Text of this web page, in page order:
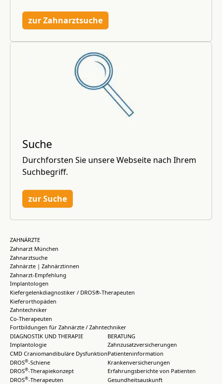
zur Zahnarztsuche
Suche
Durchforsten Sie unsere Webseite nach Ihrem
Suchbegriff.
zur Suche
ZAHNÄRZTE
Zahnarzt München
Zahnarztsuche
Zahnärzte | Zahnärztinnen
Zahnarzt-Empfehlung
Implantologen
Kiefergelenkdiagnostiker / DROS®-Therapeuten
Kieferorthopäden
Zahntechniker
Co-Therapeuten
Fortbildungen für Zahnärzte / Zahntechniker
DIAGNOSTIK UND THERAPIE
Implantologie
CMD Craniomandibuläre Dysfunktion
DROS®-Schiene
DROS®-Therapiekonzept
DROS®-Therapeuten
BERATUNG
Zahnzusatzversicherungen
Patienteninformation
Krankenversicherungen
Erfahrungsberichte von Patienten
Gesundheitsauskunft